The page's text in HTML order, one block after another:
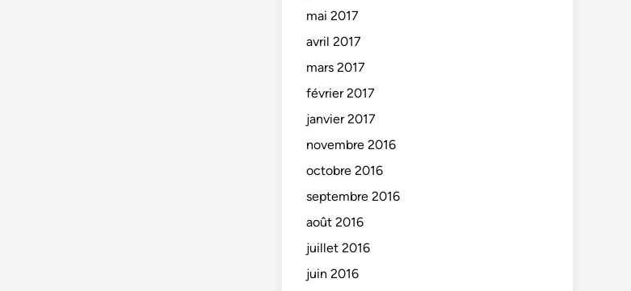
mai 2017
avril 2017
mars 2017
février 2017
janvier 2017
novembre 2016
octobre 2016
septembre 2016
août 2016
juillet 2016
juin 2016